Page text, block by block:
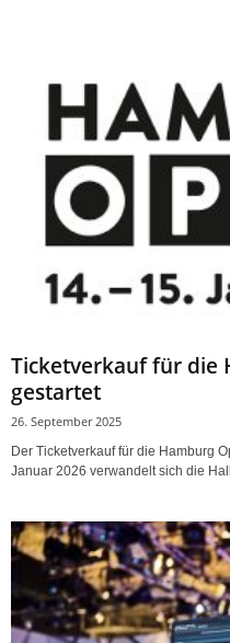
Ticketverkauf für die
gestartet
26. September 2025
Der Ticketverkauf für die Hamburg
Januar 2026 verwandelt sich die